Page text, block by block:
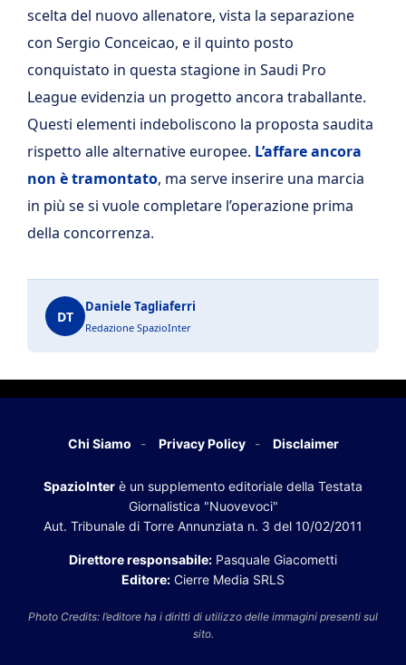
scelta del nuovo allenatore, vista la separazione
con Sergio Conceicao, e il quinto posto
conquistato in questa stagione in Saudi Pro
League evidenzia un progetto ancora traballante.
Questi elementi indeboliscono la proposta saudita
rispetto alle alternative europee. L’affare ancora
non è tramontato, ma serve inserire una marcia
in più se si vuole completare l’operazione prima
della concorrenza.
DT
Daniele Tagliaferri
Redazione SpazioInter
Chi Siamo Privacy Policy Disclaimer
SpazioInter è un supplemento editoriale della Testata
Giornalistica "Nuovevoci"
Aut. Tribunale di Torre Annunziata n. 3 del 10/02/2011
Direttore responsabile: Pasquale Giacometti
Editore: Cierre Media SRLS
Photo Credits: l’editore ha i diritti di utilizzo delle immagini presenti sul
sito.